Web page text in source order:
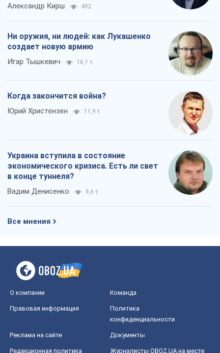
Александр Кирш 492
Ни оружия, ни людей: как Лукашенко
создает новую армию
Игар Тышкевич 16,1 т.
Когда закончится война?
Юрий Христензен 11,9 т.
Украина вступила в состояние
экономического кризиса. Есть ли свет
в конце туннеля?
Вадим Денисенко 9,6 т.
Все мнения
О компании Команда
Правовая информация
Политика
конфиденциальности
Реклама на сайте Документы
Редакционная политика
Журналисты OBOZ.UA на месте